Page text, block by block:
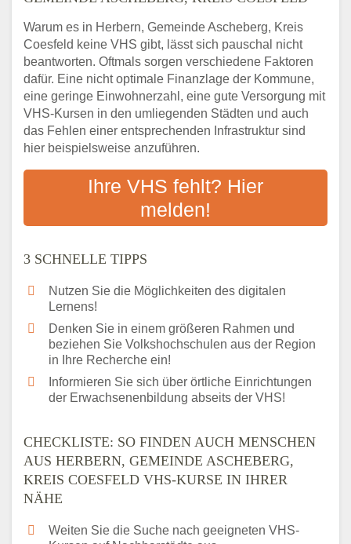
Herbern, Gemeinde Ascheberg, Kreis
Coesfeld VHS-Kurse in Ihrer Nähe
Abendschule in der Region rund um
Herbern, Gemeinde Ascheberg, Kreis
Coesfeld
VHS steht für Erwachsenenbildung
Online-Kurse: Alternative Angebote zum
Vor- und Nachteile von Online-Kursen
Checkliste: Darauf kommt es bei
Bildungsangeboten an
Warum es in Herbern, Gemeinde Ascheberg, Kreis
Coesfeld keine VHS gibt, lässt sich pauschal nicht
beantworten. Oftmals sorgen verschiedene Faktoren
dafür. Eine nicht optimale Finanzlage der Kommune,
eine geringe Einwohnerzahl, eine gute Versorgung mit
VHS-Kursen in den umliegenden Städten und auch
das Fehlen einer entsprechenden Infrastruktur sind
hier beispielsweise anzuführen.
Ihre VHS fehlt? Hier
melden!
3 SCHNELLE TIPPS
Nutzen Sie die Möglichkeiten des digitalen
Lernens!
Denken Sie in einem größeren Rahmen und
beziehen Sie Volkshochschulen aus der Region
in Ihre Recherche ein!
Informieren Sie sich über örtliche Einrichtungen
der Erwachsenenbildung abseits der VHS!
CHECKLISTE: SO FINDEN AUCH MENSCHEN
AUS HERBERN, GEMEINDE ASCHEBERG,
KREIS COESFELD VHS-KURSE IN IHRER
NÄHE
Weiten Sie die Suche nach geeigneten VHS-